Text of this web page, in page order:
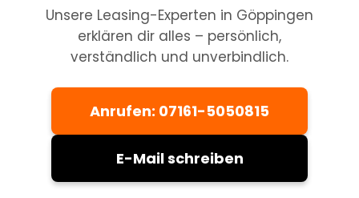
Unsere Leasing-Experten in Göppingen
erklären dir alles – persönlich,
verständlich und unverbindlich.
Anrufen: 07161-5050815
E-Mail schreiben